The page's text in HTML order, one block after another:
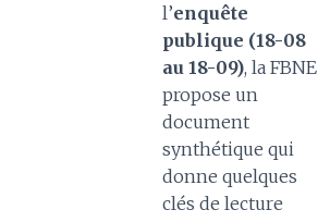
l’enquête
publique (18-08
au 18-09), la FBNE
propose un
document
synthétique qui
donne quelques
clés de lecture